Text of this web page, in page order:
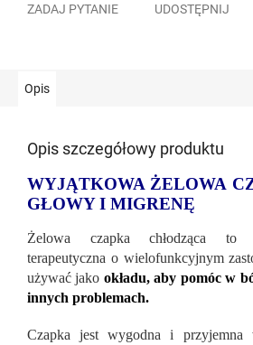
ZADAJ PYTANIE UDOSTĘPNIJ
Opis
Opis szczegółowy produktu
WYJĄTKOWA ŻELOWA
GŁOWY I MIGRENĘ
Żelowa czapka chłodząca to
terapeutyczna o wielofunkcyjnym
używać jako okładu, aby pomóc w
innych problemach.
Czapka jest wygodna i przyjemna